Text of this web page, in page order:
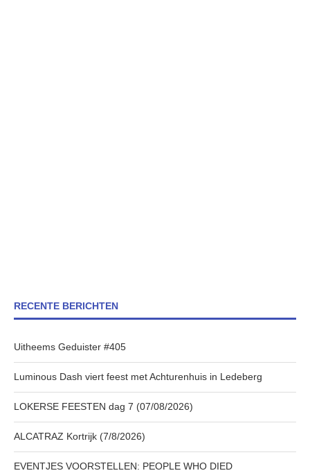
RECENTE BERICHTEN
Uitheems Geduister #405
Luminous Dash viert feest met Achturenhuis in Ledeberg
LOKERSE FEESTEN dag 7 (07/08/2026)
ALCATRAZ Kortrijk (7/8/2026)
EVENTJES VOORSTELLEN: PEOPLE WHO DIED